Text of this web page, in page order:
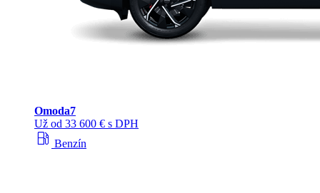
Omoda7
Už od 33 600 € s DPH
local_gas_station Benzín